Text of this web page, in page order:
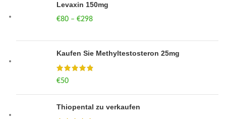
Levaxin 150mg
€80 – €298
Kaufen Sie Methyltestosteron 25mg
€50
Thiopental zu verkaufen